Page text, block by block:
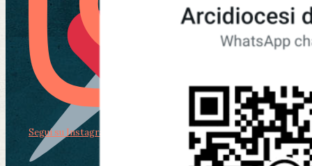
Segui su Instagram